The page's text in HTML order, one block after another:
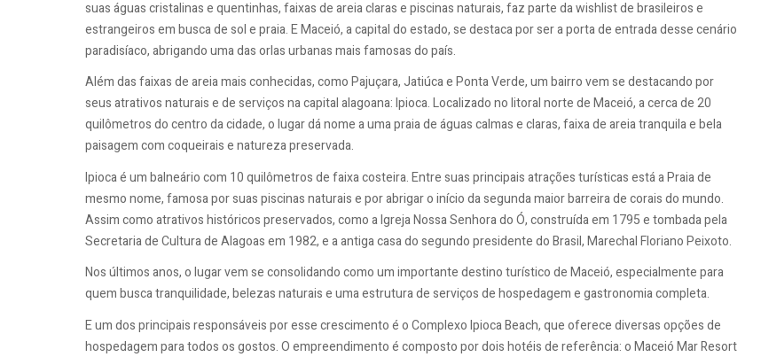
suas águas cristalinas e quentinhas, faixas de areia claras e piscinas naturais, faz parte da wishlist de brasileiros e
estrangeiros em busca de sol e praia. E Maceió, a capital do estado, se destaca por ser a porta de entrada desse cenário
paradisíaco, abrigando uma das orlas urbanas mais famosas do país.
Além das faixas de areia mais conhecidas, como Pajuçara, Jatiúca e Ponta Verde, um bairro vem se destacando por
seus atrativos naturais e de serviços na capital alagoana: Ipioca. Localizado no litoral norte de Maceió, a cerca de 20
quilômetros do centro da cidade, o lugar dá nome a uma praia de águas calmas e claras, faixa de areia tranquila e bela
paisagem com coqueirais e natureza preservada.
Ipioca é um balneário com 10 quilômetros de faixa costeira. Entre suas principais atrações turísticas está a Praia de
mesmo nome, famosa por suas piscinas naturais e por abrigar o início da segunda maior barreira de corais do mundo.
Assim como atrativos históricos preservados, como a Igreja Nossa Senhora do Ó, construída em 1795 e tombada pela
Secretaria de Cultura de Alagoas em 1982, e a antiga casa do segundo presidente do Brasil, Marechal Floriano Peixoto.
Nos últimos anos, o lugar vem se consolidando como um importante destino turístico de Maceió, especialmente para
quem busca tranquilidade, belezas naturais e uma estrutura de serviços de hospedagem e gastronomia completa.
E um dos principais responsáveis por esse crescimento é o Complexo Ipioca Beach, que oferece diversas opções de
hospedagem para todos os gostos. O empreendimento é composto por dois hotéis de referência: o Maceió Mar Resort